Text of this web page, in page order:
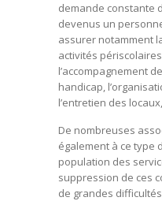
demande constante
devenus un
assurer notamment
activités
l’accompagnement
handicap,
l’entretien des
De nombreuses
également à ce type
population des
suppression de ces
de grandes